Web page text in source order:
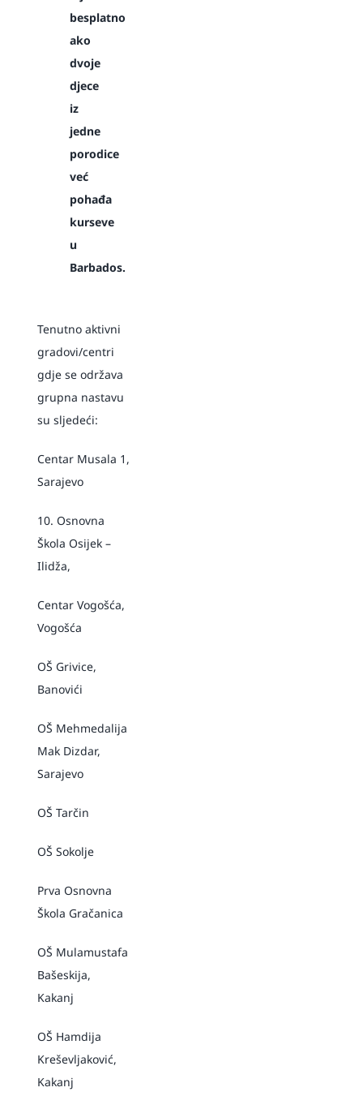
besplatno
ako
dvoje
djece
iz
jedne
porodice
već
pohađa
kurseve
u
Barbados.
Tenutno aktivni
gradovi/centri
gdje se održava
grupna nastavu
su sljedeći:
Centar Musala 1,
Sarajevo
10. Osnovna
Škola Osijek –
Ilidža,
Centar Vogošća,
Vogošća
OŠ Grivice,
Banovići
OŠ Mehmedalija
Mak Dizdar,
Sarajevo
OŠ Tarčin
OŠ Sokolje
Prva Osnovna
Škola Gračanica
OŠ Mulamustafa
Bašeskija,
Kakanj
OŠ Hamdija
Kreševljaković,
Kakanj